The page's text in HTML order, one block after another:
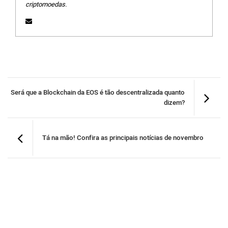
criptomoedas.
Será que a Blockchain da EOS é tão descentralizada quanto
dizem?
Tá na mão! Confira as principais notícias de novembro